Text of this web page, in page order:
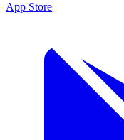
App Store